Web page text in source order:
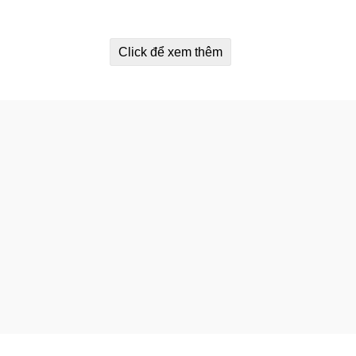
Xanh Lá): giúp xoa dịu làn da kích ứng, làn da bị mụn.
Click để xem thêm